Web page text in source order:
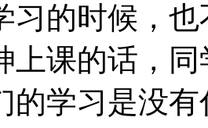
习的时候，
上课的话，
的学习是没